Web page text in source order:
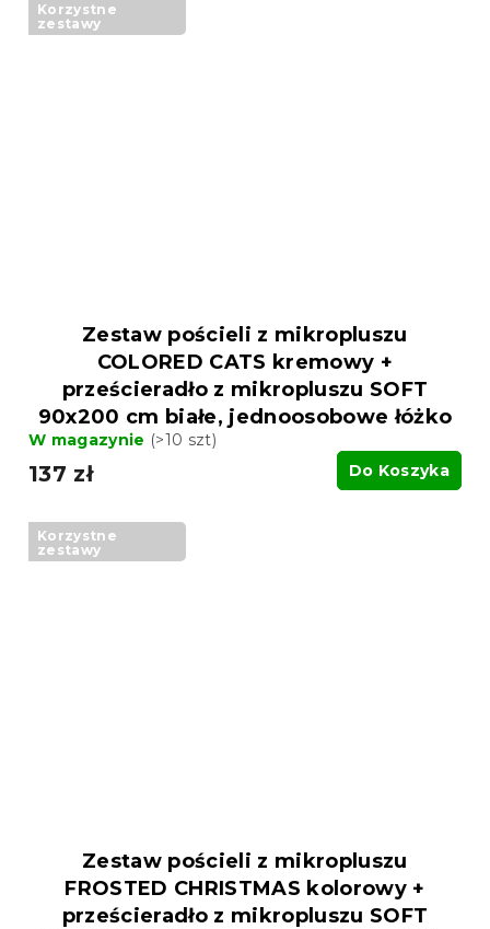
Korzystne
zestawy
Zestaw pościeli z mikropluszu
COLORED CATS kremowy +
prześcieradło z mikropluszu SOFT
90x200 cm białe, jednoosobowe łóżko
W magazynie (>10 szt)
137 zł Do Koszyka
Korzystne
zestawy
Zestaw pościeli z mikropluszu
FROSTED CHRISTMAS kolorowy +
prześcieradło z mikropluszu SOFT